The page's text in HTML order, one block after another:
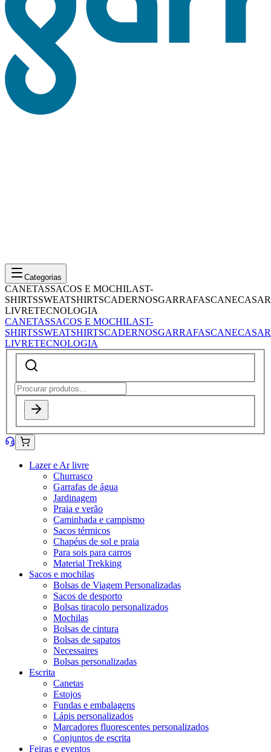
Categorias
CANETASSACOS E MOCHILAST-
SHIRTSSWEATSHIRTSCADERNOSGARRAFASCANECASAR
LIVRETECNOLOGIA
CANETASSACOS E MOCHILAST-
SHIRTSSWEATSHIRTSCADERNOSGARRAFASCANECASAR
LIVRETECNOLOGIA
Lazer e Ar livre
Churrasco
Garrafas de água
Jardinagem
Praia e verão
Caminhada e campismo
Sacos térmicos
Chapéus de sol e praia
Para sois para carros
Material Trekking
Sacos e mochilas
Bolsas de Viagem Personalizadas
Sacos de desporto
Bolsas tiracolo personalizados
Mochilas
Bolsas de cintura
Bolsas de sapatos
Necessaires
Bolsas personalizadas
Escrita
Canetas
Estojos
Fundas e embalagens
Lápis personalizados
Marcadores fluorescentes personalizados
Conjuntos de escrita
Feiras e eventos